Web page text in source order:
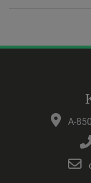
A-